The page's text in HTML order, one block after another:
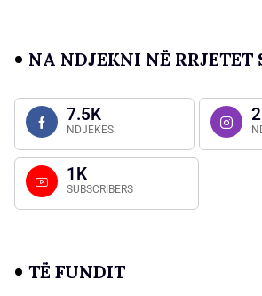
NA NDJEKNI NË RRJETET
7.5K
NDJEKËS
1K
SUBSCRIBERS
TË FUNDIT